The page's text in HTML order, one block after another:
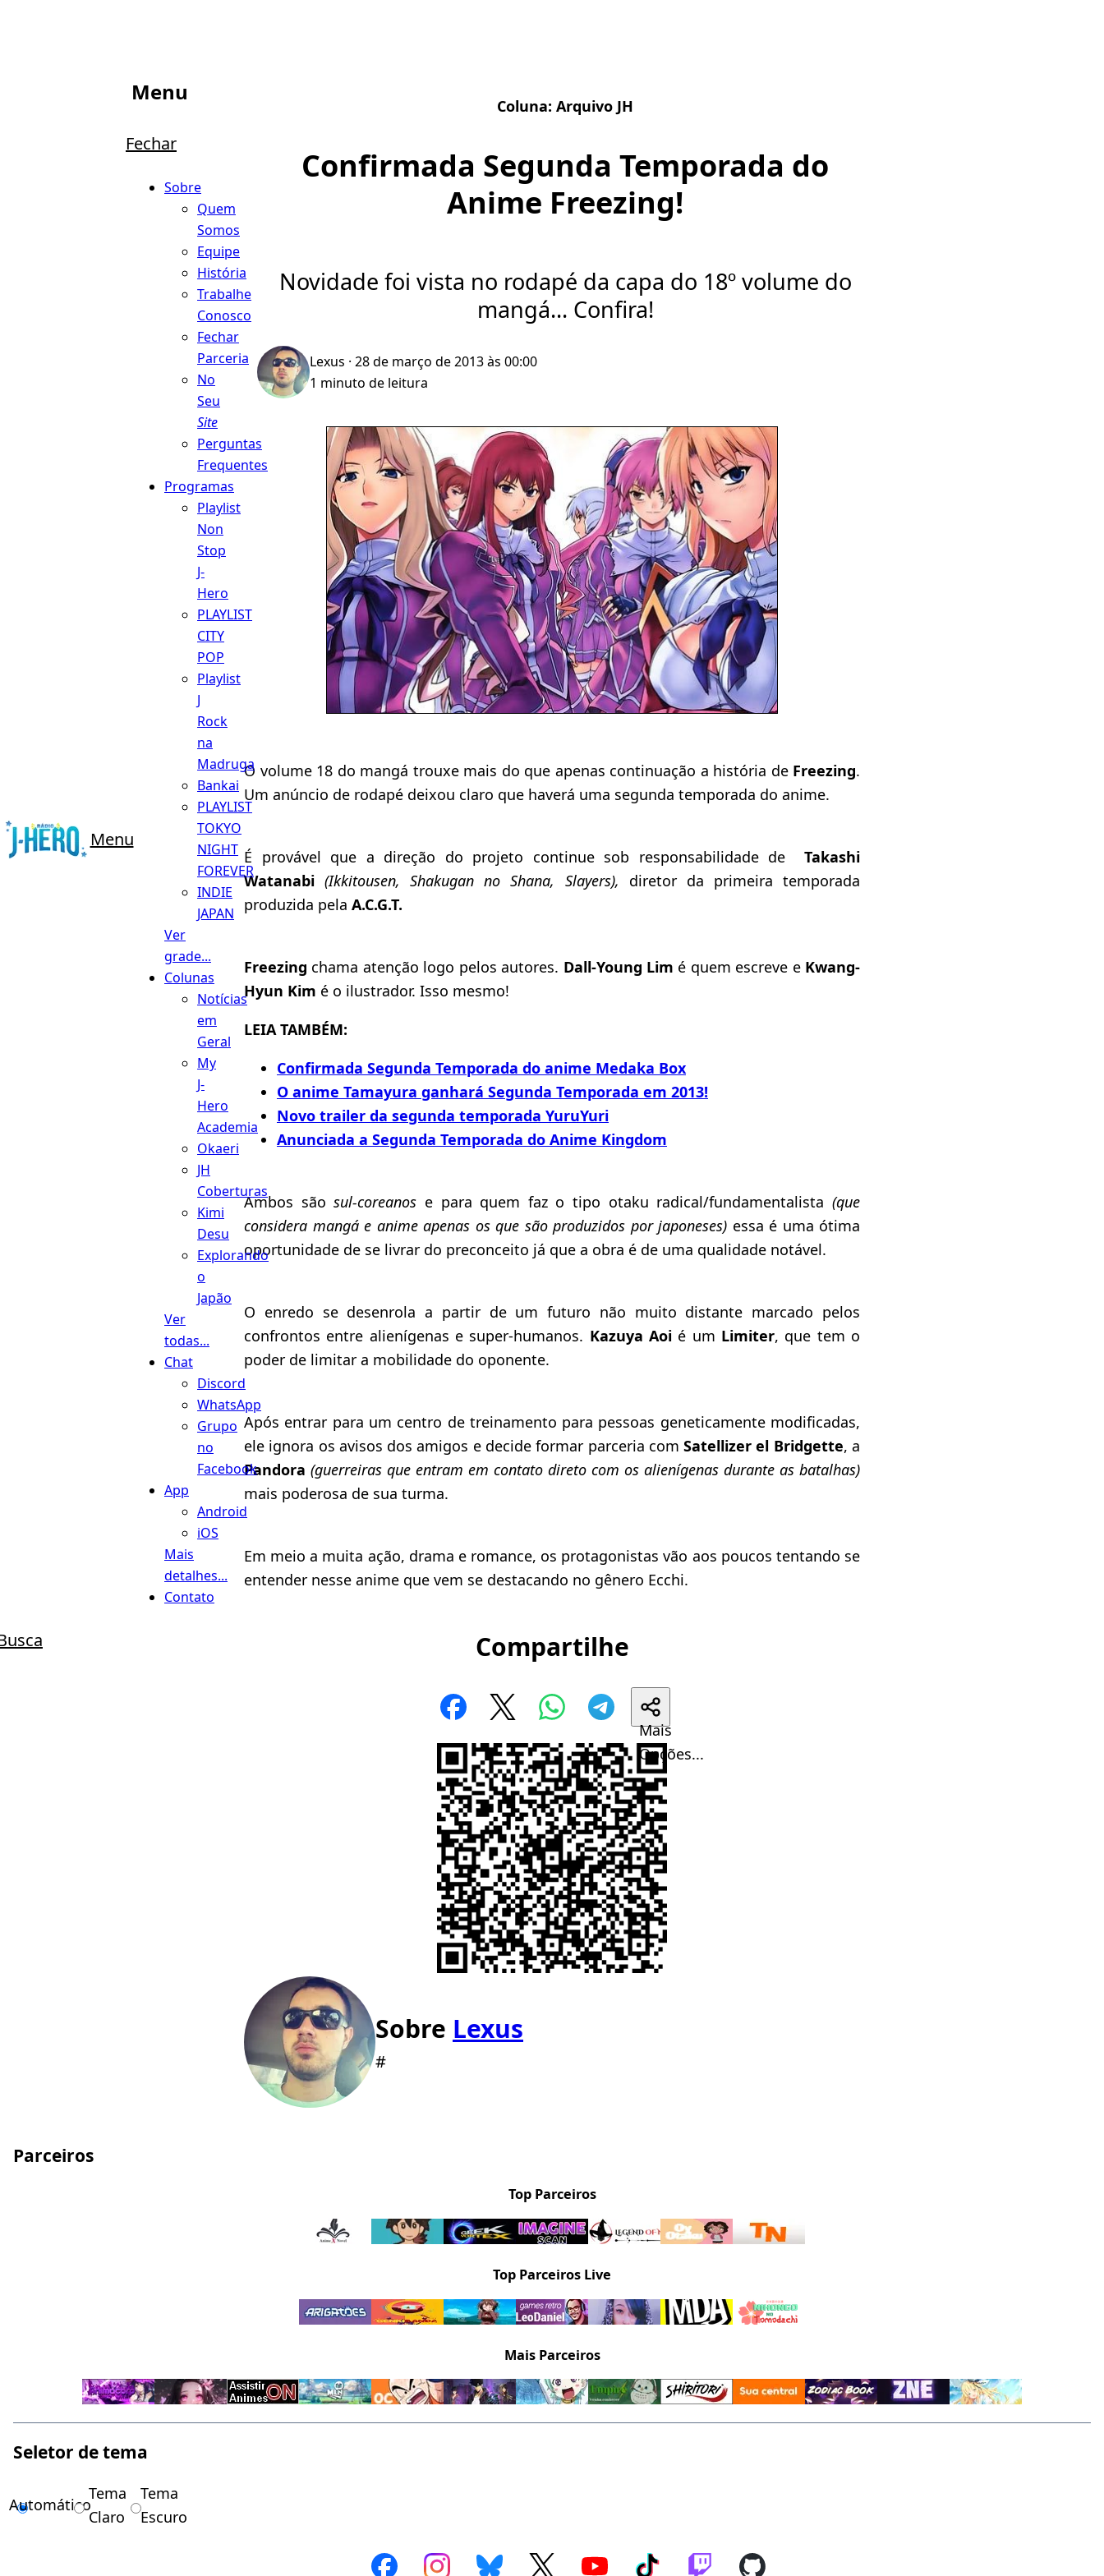
Menu
Menu
Fechar
Sobre
Quem
Somos
Equipe
História
Trabalhe
Conosco
Fechar
Parceria
No
Seu
Site
Perguntas
Frequentes
Programas
Playlist
Non
Stop
J-
Hero
PLAYLIST
CITY
POP
Playlist
J
Rock
na
Madruga
Bankai
PLAYLIST
TOKYO
NIGHT
FOREVER
INDIE
JAPAN
Ver
grade...
Colunas
Notícias
em
Geral
My
J-
Hero
Academia
Okaeri
JH
Coberturas
Kimi
Desu
Explorando
o
Japão
Ver
todas...
Chat
Discord
WhatsApp
Grupo
no
Facebook
App
Android
iOS
Mais
detalhes...
Contato
Coluna: Arquivo JH
Confirmada Segunda Temporada do
Anime Freezing!
Novidade foi vista no rodapé da capa do 18º volume do
mangá... Confira!
Lexus · 28 de março de 2013 às 00:00
1 minuto de leitura
O volume 18 do mangá trouxe mais do que apenas continuação a história de Freezing.
Um anúncio de rodapé deixou claro que haverá uma segunda temporada do anime.
É provável que a direção do projeto continue sob responsabilidade de Takashi
Watanabi (Ikkitousen, Shakugan no Shana, Slayers), diretor da primeira temporada
produzida pela A.C.G.T.
Freezing chama atenção logo pelos autores. Dall-Young Lim é quem escreve e Kwang-
Hyun Kim é o ilustrador. Isso mesmo!
LEIA TAMBÉM:
Confirmada Segunda Temporada do anime Medaka Box
O anime Tamayura ganhará Segunda Temporada em 2013!
Novo trailer da segunda temporada YuruYuri
Anunciada a Segunda Temporada do Anime Kingdom
Ambos sãosul-coreanos e para quem faz o tipo otaku radical/fundamentalista(que
considera mangá e anime apenas os que são produzidos por japoneses) essa é uma ótima
oportunidade de se livrar do preconceito já que a obra é de uma qualidade notável.
O enredo se desenrola a partir de um futuro não muito distante marcado pelos
confrontos entre alienígenas e super-humanos. Kazuya Aoi é um Limiter, que tem o
poder de limitar a mobilidade do oponente.
Após entrar para um centro de treinamento para pessoas geneticamente modificadas,
ele ignora os avisos dos amigos e decide formar parceria comSatellizer el Bridgette, a
Pandora (guerreiras que entram em contato direto com os alienígenas durante as batalhas)
mais poderosa de sua turma.
Em meio a muita ação, drama e romance, os protagonistas vão aos poucos tentando se
entender nesse anime que vem se destacando no gênero Ecchi.
Compartilhe
Mais
Opções...
Sobre Lexus
#
Parceiros
Top Parceiros
Top Parceiros Live
Mais Parceiros
Seletor de tema
Automático
Tema
Claro
Tema
Escuro